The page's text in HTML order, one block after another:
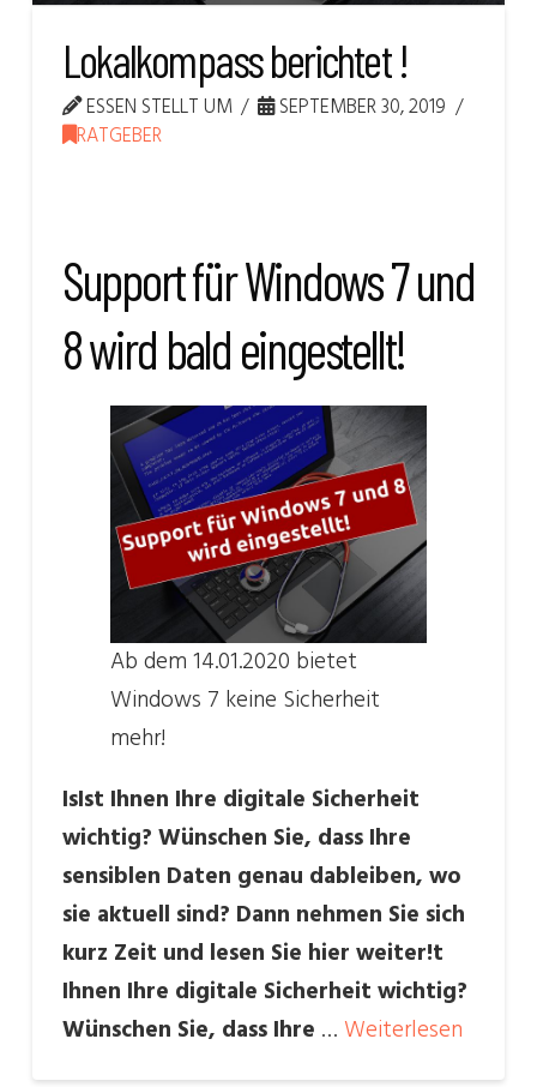
Lokalkompass berichtet !
ESSEN STELLT UM
SEPTEMBER 30, 2019
RATGEBER
Support für Windows 7 und
8 wird bald eingestellt!
Ab dem 14.01.2020 bietet
Windows 7 keine Sicherheit
mehr!
IsIst Ihnen Ihre digitale Sicherheit
wichtig? Wünschen Sie, dass Ihre
sensiblen Daten genau dableiben, wo
sie aktuell sind? Dann nehmen Sie sich
kurz Zeit und lesen Sie hier weiter!t
Ihnen Ihre digitale Sicherheit wichtig?
Wünschen Sie, dass Ihre … Weiterlesen